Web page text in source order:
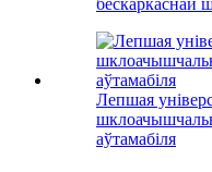
бескаркаснай
Лепшая
аўтамабіля